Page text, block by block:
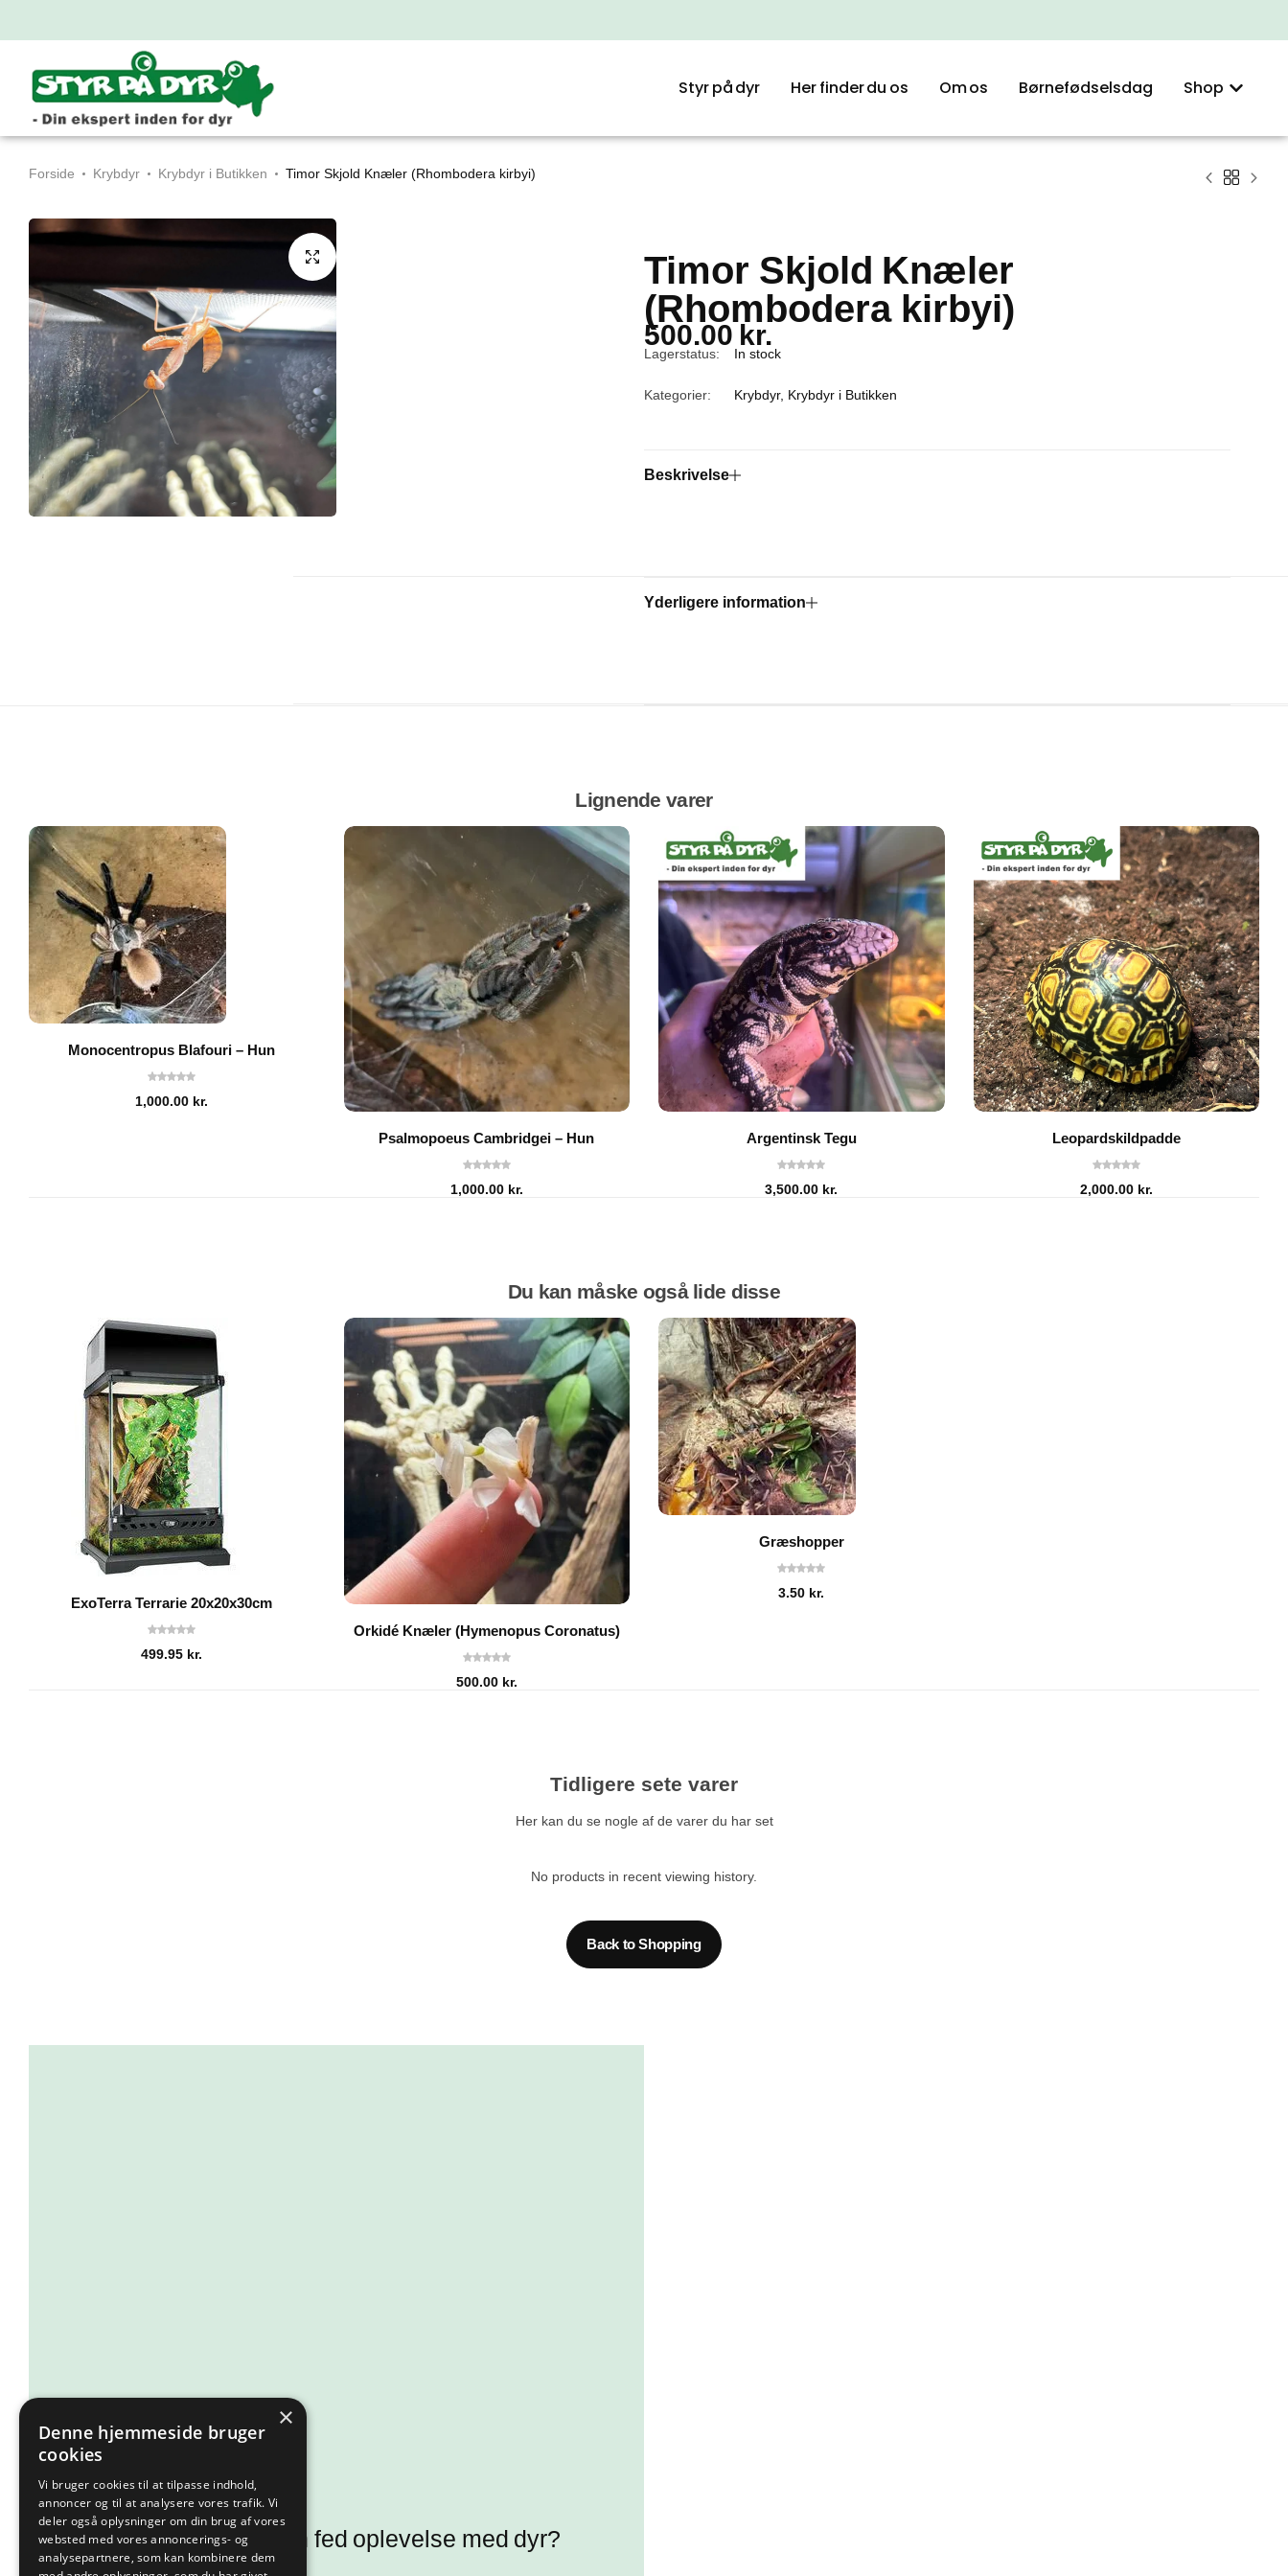
Styr på dyr Her finder du os Om os Børnefødselsdag Shop
Forside Krybdyr Krybdyr i Butikken Timor Skjold Knæler (Rhombodera kirbyi)
Timor Skjold Knæler
(Rhombodera kirbyi)
500.00 kr.
Lagerstatus: In stock
Kategorier: Krybdyr, Krybdyr i Butikken
Beskrivelse
Yderligere information
Lignende varer
Monocentropus Blafouri – Hun
1,000.00 kr.
Psalmopoeus Cambridgei – Hun
1,000.00 kr.
Argentinsk Tegu
3,500.00 kr.
Leopardskildpadde
2,000.00 kr.
Du kan måske også lide disse
ExoTerra Terrarie 20x20x30cm
499.95 kr.
Orkidé Knæler (Hymenopus Coronatus)
500.00 kr.
Græshopper
3.50 kr.
Tidligere sete varer
Her kan du se nogle af de varer du har set
No products in recent viewing history.
Back to Shopping
Kunne I tænke jer en fed oplevelse med dyr?
×
Denne hjemmeside bruger
cookies
Vi bruger cookies til at tilpasse indhold,
annoncer og til at analysere vores trafik. Vi
deler også oplysninger om din brug af vores
websted med vores annoncerings- og
analysepartnere, som kan kombinere dem